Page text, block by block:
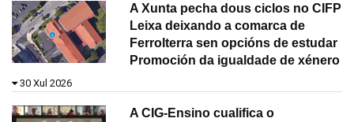
A Xunta pecha dous ciclos no CIFP
Leixa deixando a comarca de
Ferrolterra sen opcións de estudar
Promoción da igualdade de xénero
30 Xul 2026
A CIG-Ensino cualifica o